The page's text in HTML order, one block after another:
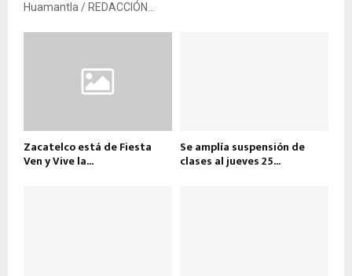
Huamantla / REDACCIÓN...
Zacatelco está de Fiesta
Ven y Vive la...
Se amplía suspensión de
clases al jueves 25...